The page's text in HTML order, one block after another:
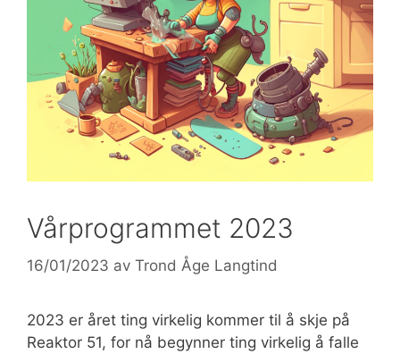
Vårprogrammet 2023
16/01/2023 av Trond Åge Langtind
2023 er året ting virkelig kommer til å skje på
Reaktor 51, for nå begynner ting virkelig å falle